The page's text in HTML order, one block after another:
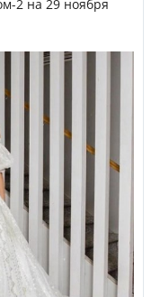
2 на 29 ноября